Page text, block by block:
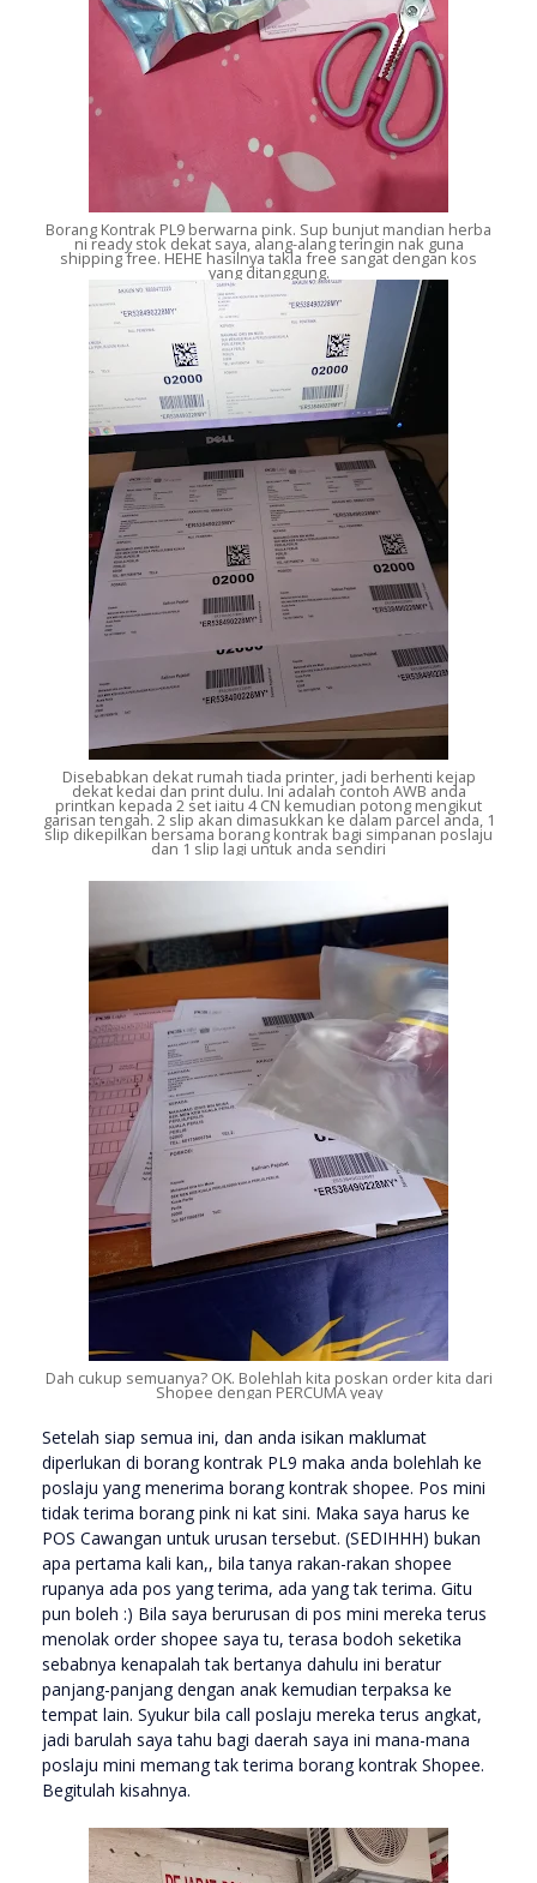
Borang Kontrak PL9 berwarna pink. Sup bunjut mandian herba
ni ready stok dekat saya, alang-alang teringin nak guna
shipping free. HEHE hasilnya takla free sangat dengan kos
yang ditanggung.
Disebabkan dekat rumah tiada printer, jadi berhenti kejap
dekat kedai dan print dulu. Ini adalah contoh AWB anda
printkan kepada 2 set iaitu 4 CN kemudian potong mengikut
garisan tengah. 2 slip akan dimasukkan ke dalam parcel anda, 1
slip dikepilkan bersama borang kontrak bagi simpanan poslaju
dan 1 slip lagi untuk anda sendiri
Dah cukup semuanya? OK. Bolehlah kita poskan order kita dari
Shopee dengan PERCUMA yeay
Setelah siap semua ini, dan anda isikan maklumat
diperlukan di borang kontrak PL9 maka anda bolehlah ke
poslaju yang menerima borang kontrak shopee. Pos mini
tidak terima borang pink ni kat sini. Maka saya harus ke
POS Cawangan untuk urusan tersebut. (SEDIHHH) bukan
apa pertama kali kan,, bila tanya rakan-rakan shopee
rupanya ada pos yang terima, ada yang tak terima. Gitu
pun boleh :) Bila saya berurusan di pos mini mereka terus
menolak order shopee saya tu, terasa bodoh seketika
sebabnya kenapalah tak bertanya dahulu ini beratur
panjang-panjang dengan anak kemudian terpaksa ke
tempat lain. Syukur bila call poslaju mereka terus angkat,
jadi barulah saya tahu bagi daerah saya ini mana-mana
poslaju mini memang tak terima borang kontrak Shopee.
Begitulah kisahnya.